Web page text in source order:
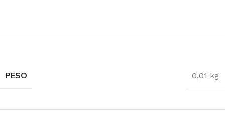
PESO 0,01 kg